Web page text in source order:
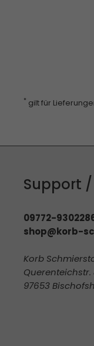
* gilt für
Support
09772-
shop@korb-
Korb
Querenteichstr.
97653